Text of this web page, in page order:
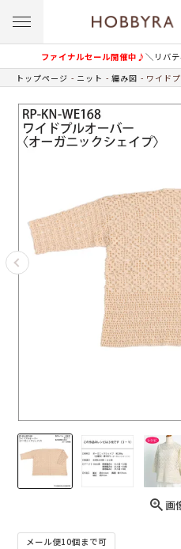
ファイナルセール開催中♪＼リバ
トップページ ニット 編み図 ワイド
画
メール便10個まで可